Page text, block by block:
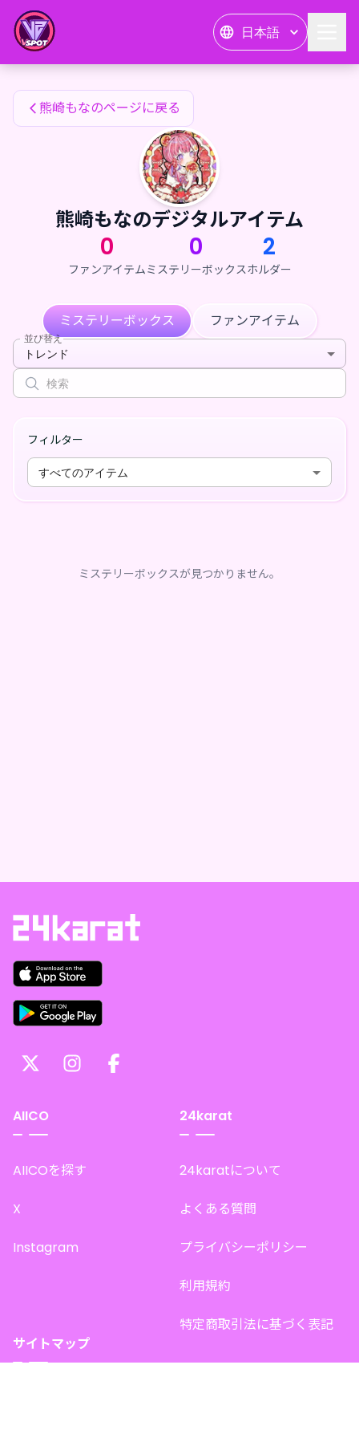
日本語
熊崎もなのファンアイテム
熊崎もなのページに戻る
熊崎もなのデジタルアイテム
0
ファンアイテム
0
ミステリーボックス
2
ホルダー
ミステリーボックス ファンアイテム
並び替え
トレンド
フィルター
すべてのアイテム
ミステリーボックスが見つかりません。
AIICO
AIICOを探す
X
Instagram
24karat
24karatについて
よくある質問
プライバシーポリシー
利用規約
特定商取引法に基づく表記
サイトマップ
熊崎もなのファンアイテム — 24karat